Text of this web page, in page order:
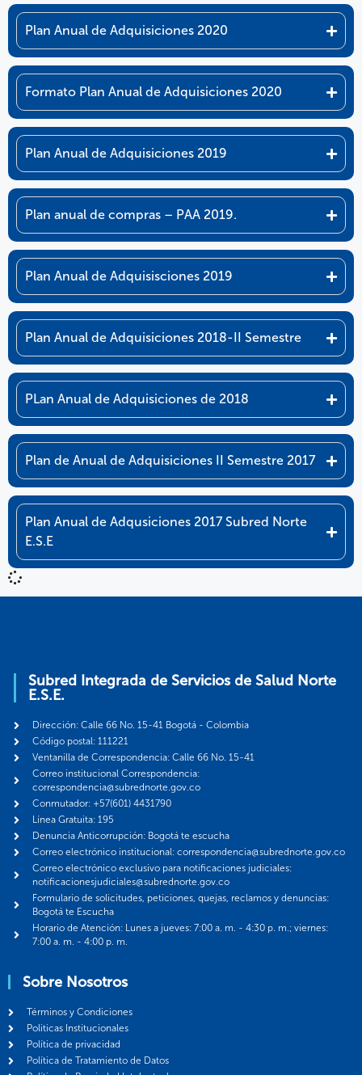
Plan Anual de Adquisiciones 2020
Formato Plan Anual de Adquisiciones 2020
Plan Anual de Adquisiciones 2019
Plan anual de compras – PAA 2019.
Plan Anual de Adquisisciones 2019
Plan Anual de Adquisiciones 2018-II Semestre
PLan Anual de Adquisiciones de 2018
Plan de Anual de Adquisiciones II Semestre 2017
Plan Anual de Adqusiciones 2017 Subred Norte
E.S.E
Subred Integrada de Servicios de Salud Norte
E.S.E.
Dirección: Calle 66 No. 15-41 Bogotá - Colombia
Código postal: 111221
Ventanilla de Correspondencia: Calle 66 No. 15-41
Correo institucional Correspondencia:
correspondencia@subrednorte.gov.co
Conmutador: +57(601) 4431790
Línea Gratuita: 195
Denuncia Anticorrupción: Bogotá te escucha
Correo electrónico institucional: correspondencia@subrednorte.gov.co
Correo electrónico exclusivo para notificaciones judiciales:
notificacionesjudiciales@subrednorte.gov.co
Formulario de solicitudes, peticiones, quejas, reclamos y denuncias:
Bogotá te Escucha
Horario de Atención: Lunes a jueves: 7:00 a. m. - 4:30 p. m.; viernes:
7:00 a. m. - 4:00 p. m.
Sobre Nosotros
Términos y Condiciones
Politicas Institucionales
Política de privacidad
Política de Tratamiento de Datos